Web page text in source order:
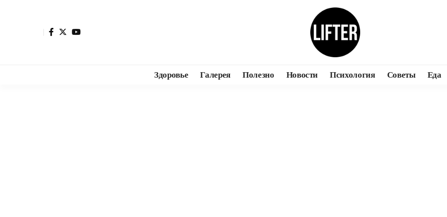
Здоровье Галерея Полезно Новости Психология Советы Еда